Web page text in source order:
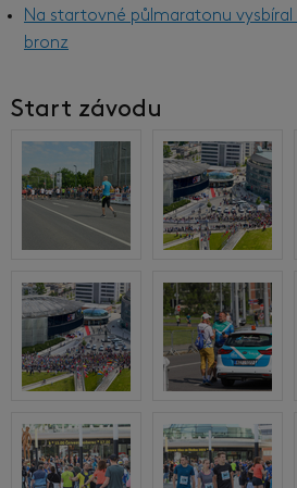
Na startovné půlmaratonu
bronz
Start závodu